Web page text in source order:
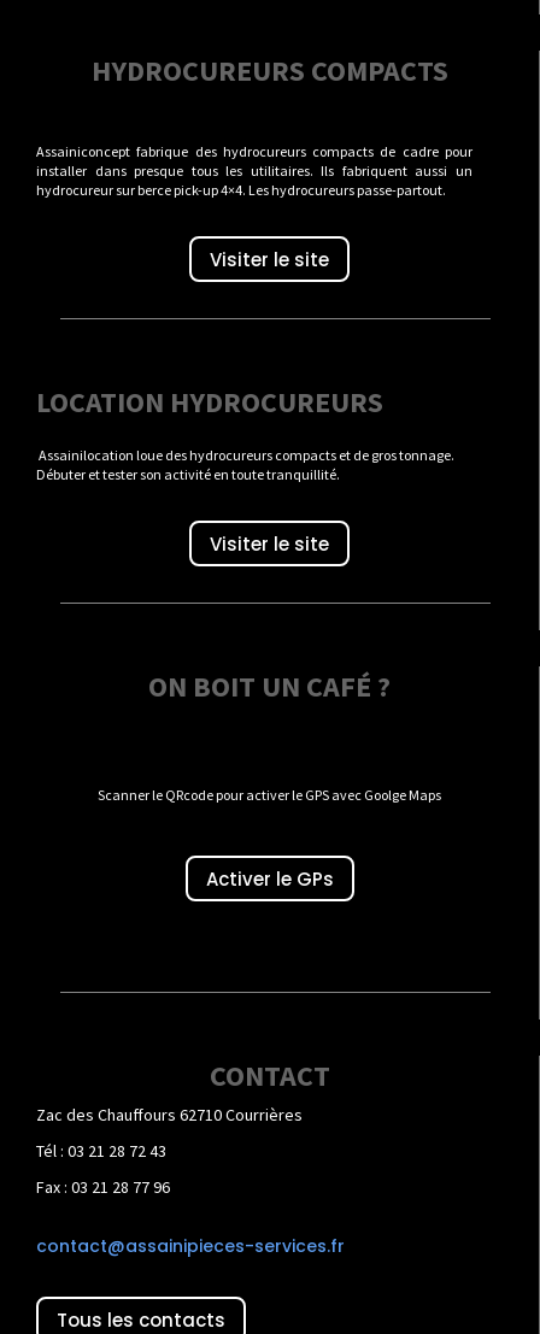
HYDROCUREURS COMPACTS
Assainiconcept fabrique des hydrocureurs compacts de cadre pour
installer dans presque tous les utilitaires. Ils fabriquent aussi un
hydrocureur sur berce pick-up 4×4. Les hydrocureurs passe-partout.
Visiter le site
LOCATION HYDROCUREURS
Assainilocation loue des hydrocureurs compacts et de gros tonnage.
Débuter et tester son activité en toute tranquillité.
Visiter le site
ON BOIT UN CAFÉ ?
Scanner le QRcode pour activer le GPS avec Goolge Maps
Activer le GPs
CONTACT
Zac des Chauffours 62710 Courrières
Tél : 03 21 28 72 43
Fax : 03 21 28 77 96
contact@assainipieces-services.fr
Tous les contacts